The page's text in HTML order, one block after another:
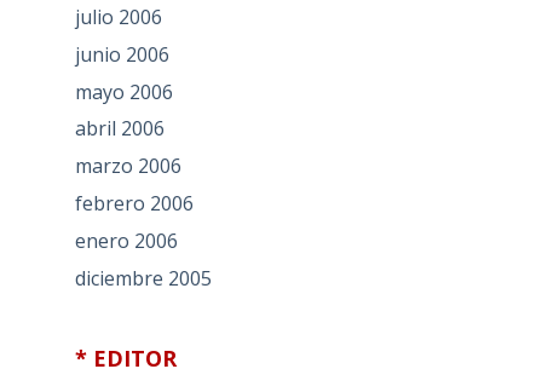
julio 2006
junio 2006
mayo 2006
abril 2006
marzo 2006
febrero 2006
enero 2006
diciembre 2005
* EDITOR